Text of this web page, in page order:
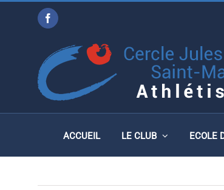
Facebook
ACCUEIL LE CLUB ECOLE
COUPE DE
2020